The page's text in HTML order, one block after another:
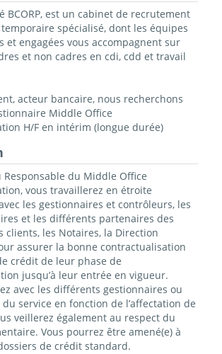
BCORP, est un cabinet de recrutement
spécialisé, dont les équipes
et engagées vous accompagnent sur
et non cadres en cdi, cdd et travail
acteur bancaire, nous recherchons
Middle Office
H/F en intérim (longue durée)
Responsable du Middle Office
vous travaillerez en étroite
les gestionnaires et contrôleurs, les
et les différents partenaires des
clients, les Notaires, la Direction
assurer la bonne contractualisation
crédit de leur phase de
jusqu’à leur entrée en vigueur.
avec les différents gestionnaires ou
service en fonction de l’affectation de
veillerez également au respect du
Vous pourrez être amené(e) à
de crédit standard.